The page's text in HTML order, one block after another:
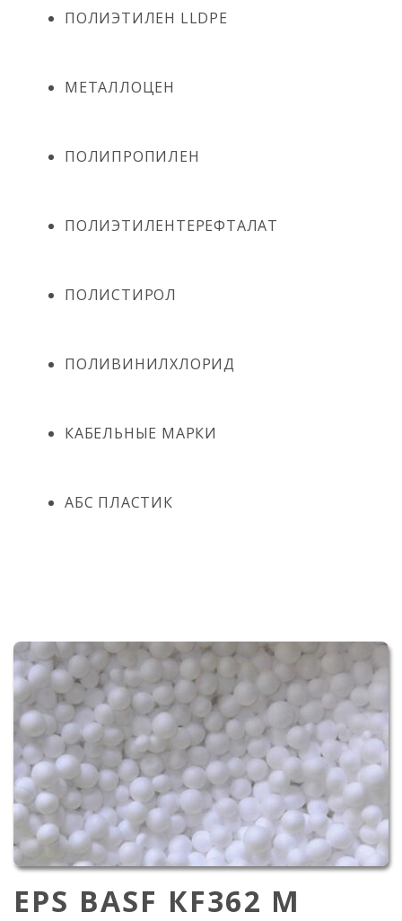
ПОЛИЭТИЛЕН LLDPE
МЕТАЛЛОЦЕН
ПОЛИПРОПИЛЕН
ПОЛИЭТИЛЕНТЕРЕФТАЛАТ
ПОЛИСТИРОЛ
ПОЛИВИНИЛХЛОРИД
КАБЕЛЬНЫЕ МАРКИ
АБС ПЛАСТИК
EPS BASF КF362 М